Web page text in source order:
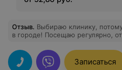
Отзыв. Выбираю клинику,
в городе! Посещаю регулярно,
хороший врач, рекомендую!
Записаться